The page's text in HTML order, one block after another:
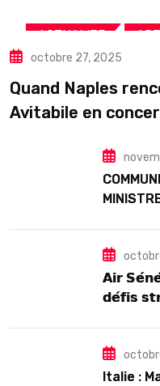
ACTUALITE
TOURISME
octobre 27, 2025
Quand Naples
Avitabile en
𝗔𝗶𝗿
𝗱𝗲́𝗳𝗶𝘀
Italie :